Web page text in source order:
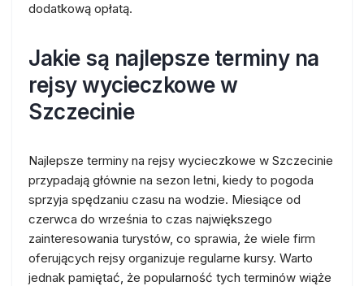
dodatkową opłatą.
Jakie są najlepsze terminy na
rejsy wycieczkowe w
Szczecinie
Najlepsze terminy na rejsy wycieczkowe w Szczecinie
przypadają głównie na sezon letni, kiedy to pogoda
sprzyja spędzaniu czasu na wodzie. Miesiące od
czerwca do września to czas największego
zainteresowania turystów, co sprawia, że wiele firm
oferujących rejsy organizuje regularne kursy. Warto
jednak pamiętać, że popularność tych terminów wiąże